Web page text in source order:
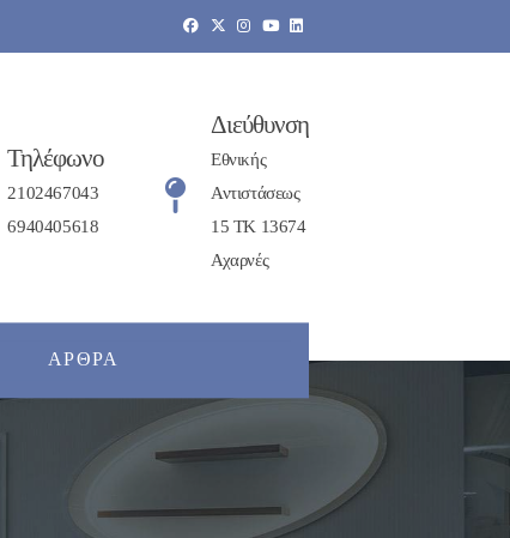
Τηλέφωνο
2102467043
6940405618
Διεύθυνση
Εθνικής
Αντιστάσεως
15 ΤΚ 13674
Αχαρνές
ΆΡΘΡΑ